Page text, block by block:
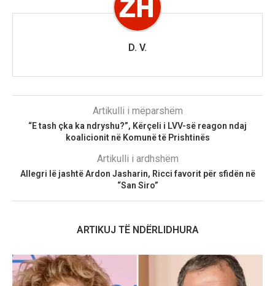
D. V.
Artikulli i mëparshëm
“E tash çka ka ndryshu?”, Kërçeli i LVV-së reagon ndaj
koalicionit në Komunë të Prishtinës
Artikulli i ardhshëm
Allegri lë jashtë Ardon Jasharin, Ricci favorit për sfidën në
“San Siro”
ARTIKUJ TË NDËRLIDHURA